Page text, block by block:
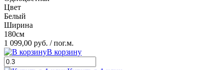
Цвет
Белый
Ширина
180см
1 099,00 руб. / пог.м.
В корзину